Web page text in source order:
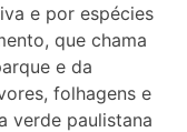
e por espécies
que chama
e da
folhagens e
verde paulistana